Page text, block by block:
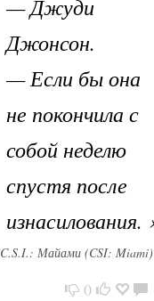
— Джуди
Джонсон.
— Если бы она
не покончила с
собой неделю
спустя после
изнасилования.
C.S.I.: Майами (CSI: Miami)
0